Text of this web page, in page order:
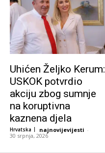
Uhićen Željko Kerum:
USKOK potvrdio
akciju zbog sumnje
na koruptivna
kaznena djela
Hrvatska najnovijevijesti -
30 srpnja, 2026